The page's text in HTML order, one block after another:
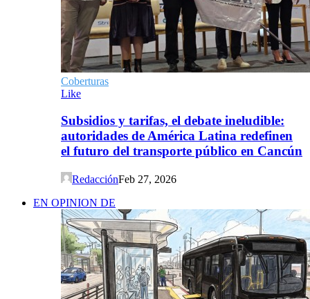
Coberturas
Like
Subsidios y tarifas, el debate ineludible:
autoridades de América Latina redefinen
el futuro del transporte público en Cancún
RedacciónFeb 27, 2026
EN OPINION DE